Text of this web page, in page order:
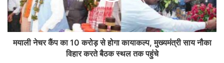
मयाली नेचर कैंप का 10 करोड़ से होगा कायाकल्प, मुख्यमंत्री साय नौका
विहार करते बैठक स्थल तक पहुंचे